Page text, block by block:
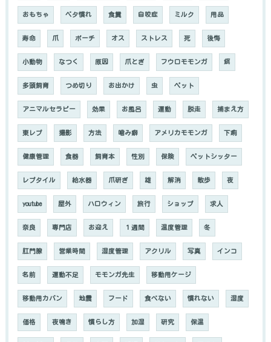
おもちゃ ベタ慣れ 食糞 自咬症 ミルク 用品
寿命 爪 ポーチ オス ストレス 死 後悔
小動物 なつく 原因 爪とぎ フウロモモンガ 餌
多頭飼育 つめ切り お出かけ 虫 ペット
アニマルセラピー 効果 お風呂 運動 脱走 捕まえ方
東レプ 撮影 方法 噛み癖 アメリカモモンガ 下痢
健康管理 食器 飼育本 性別 保険 ペットシッター
レプタイル 給水器 爪研ぎ 雄 解消 散歩 夜
youtube 屋外 ハロウィン 旅行 ショップ 求人
奈良 専門店 お迎え １週間 温度管理 冬
肛門腺 営業時間 湿度管理 アクリル 写真 インコ
名前 運動不足 モモンガ先生 移動用ケージ
移動用カバン 地震 フード 食べない 慣れない 湿度
価格 夜鳴き 慣らし方 加湿 研究 保温